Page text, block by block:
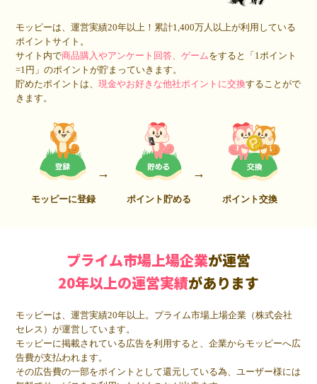
モッピーは、運営実績20年以上！累計1,400万人 以上が利用している
ポイントサイト。
サイト内で商品購入やアンケート回答、ゲームをすると「1ポイント
=1円」のポイントが貯まっていきます。
貯めたポイントは、現金やお好きな他社ポイントに交換することがで
きます。
モッピーに登録 ポイント貯める ポイント交換
プライム市場上場企業が運営
20年以上の運営実績があります
モッピーは、運営実績20年以上。プライム市場上場企業（株式会社
セレス）が運営しています。
モッピーに掲載されている広告を利用すると、企業からモッピーへ広
告費が支払われます。
その広告費の一部をポイントとして還元している為、ユーザー様には